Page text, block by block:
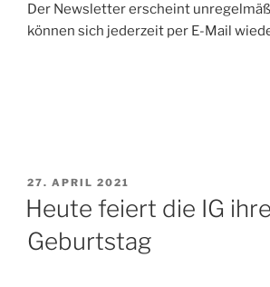
Der Newsletter erscheint
können sich jederzeit per E-Mail
VERÖFFENTLICHT
AM
27. APRIL 2021
Heute feiert die IG
Geburtstag